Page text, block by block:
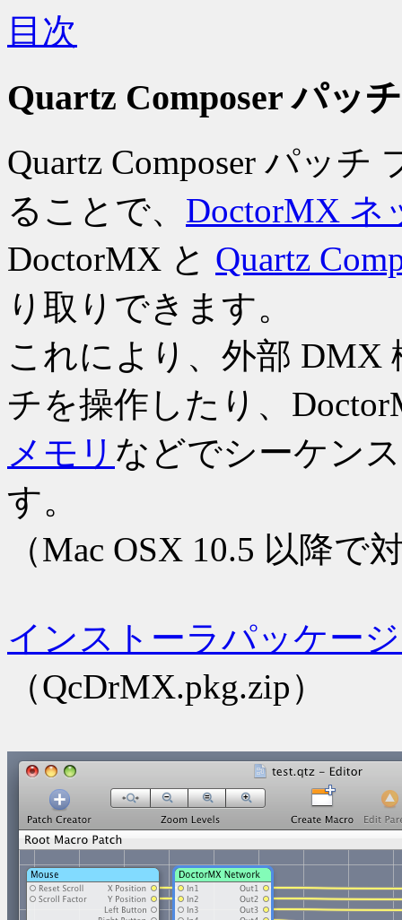
目次
Quartz Composer パッ
Quartz Composer パッ
ることで、 DoctorMX ネ
DoctorMX と Quartz
り取りできます。
これにより、外部 DMX
チを操作したり、
メモリ などでシーケン
す。
（Mac OSX 10.5 以降で
インストーラパッケー
（QcDrMX.pkg.zip）